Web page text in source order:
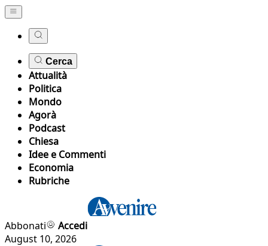
Cerca
Attualità
Politica
Mondo
Agorà
Podcast
Chiesa
Idee e Commenti
Economia
Rubriche
Abbonati
Accedi
August 10, 2026